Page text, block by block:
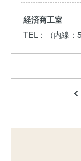
経済商工室
TEL ：（内線：